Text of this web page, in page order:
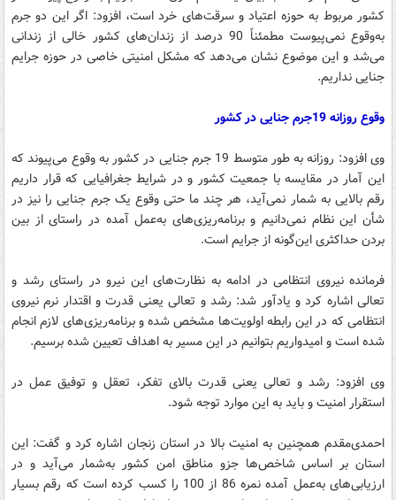
کشور مربوط به حوزه اعتیاد و سرقت‌های خرد است، افزود: اگر این دو جرم
به‌وقوع نمی‌پیوست مطمئناً 90 درصد از زندان‌های کشور خالی از زندانی
می‌شد و این موضوع نشان می‌دهد که مشکل امنیتی خاصی در حوزه جرایم
جنایی نداریم.
وقوع روزانه 19جرم جنایی در کشور
وی افزود: روزانه به ‌طور متوسط 19 جرم جنایی در کشور به ‌وقوع می‌پیوند که
این آمار در مقایسه با جمعیت کشور و در شرایط جغرافیایی که قرار داریم
رقم بالایی به شمار نمی‌آید، هر چند ما حتی وقوع یک جرم جنایی را نیز در
شأن این نظام نمی‌دانیم و برنامه‌ریزی‌های به‌عمل آمده در راستای از بین
بردن حداکثری این‌گونه از جرایم است.
فرمانده نیروی انتظامی در ادامه به نظارت‌های این نیرو در راستای رشد و
تعالی اشاره کرد و یادآور شد: رشد و تعالی یعنی قدرت و اقتدار نرم نیروی
انتظامی که در این رابطه اولویت‌ها مشخص شده و برنامه‌ریزی‌های لازم انجام
شده است و امیدواریم بتوانیم در این مسیر به اهداف تعیین شده برسیم.
وی افزود: رشد و تعالی یعنی قدرت بالای تفکر، تعقل و توفیق عمل در
استقرار امنیت و باید به این موارد توجه شود.
احمدی‌مقدم همچنین به امنیت بالا در استان زنجان اشاره کرد و گفت: این
استان بر اساس شاخص‌ها جزو مناطق امن کشور به‌شمار می‌آید و در
ارزیابی‌های به‌عمل آمده نمره 86 از 100 را کسب کرده است که رقم بسیار